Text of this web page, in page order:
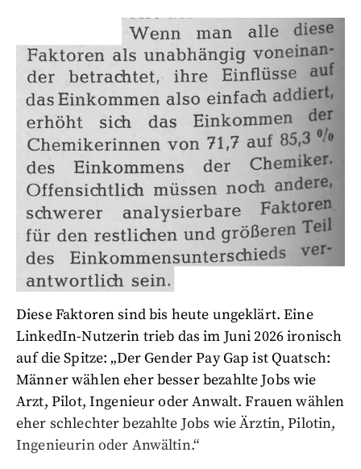
Diese Faktoren sind bis heute ungeklärt. Eine
LinkedIn-Nutzerin trieb das im Juni 2026 ironisch
auf die Spitze: „Der Gender Pay Gap ist Quatsch:
Männer wählen eher besser bezahlte Jobs wie
Arzt, Pilot, Ingenieur oder Anwalt. Frauen wählen
eher schlechter bezahlte Jobs wie Ärztin, Pilotin,
Ingenieurin oder Anwältin.“